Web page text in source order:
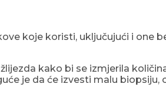
koje koristi, uključujući i one
kako bi se izmjerila
je da će izvesti malu biopsiju,